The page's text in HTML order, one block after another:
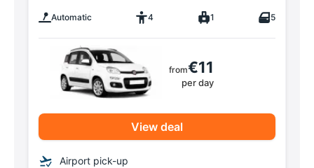
Automatic 4 1 5
from€11
per day
View deal
Airport pick-up